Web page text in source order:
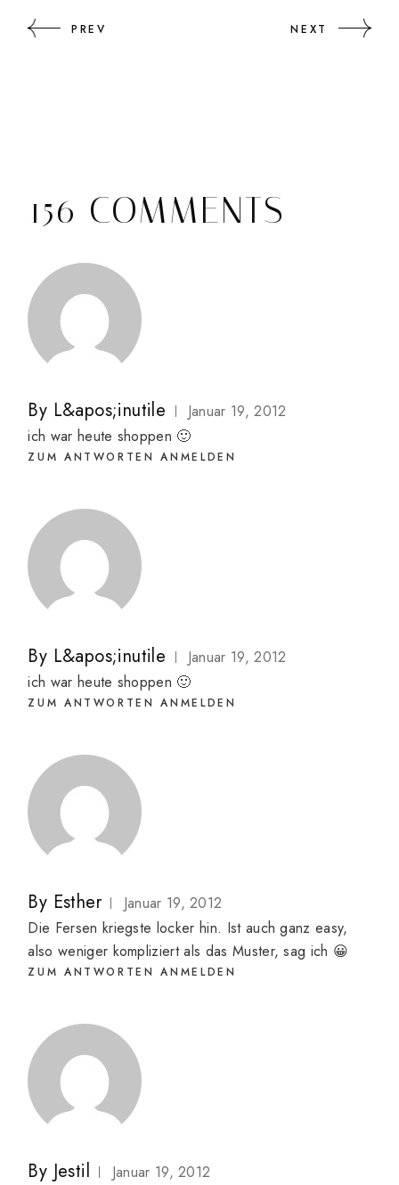
PREV NEXT
156 COMMENTS
By L&apos;inutile
Januar 19, 2012
ich war heute shoppen 🙂
ZUM ANTWORTEN ANMELDEN
By L&apos;inutile
Januar 19, 2012
ich war heute shoppen 🙂
ZUM ANTWORTEN ANMELDEN
By Esther
Januar 19, 2012
Die Fersen kriegste locker hin. Ist auch ganz easy,
also weniger kompliziert als das Muster, sag ich 😀
ZUM ANTWORTEN ANMELDEN
By Jestil
Januar 19, 2012